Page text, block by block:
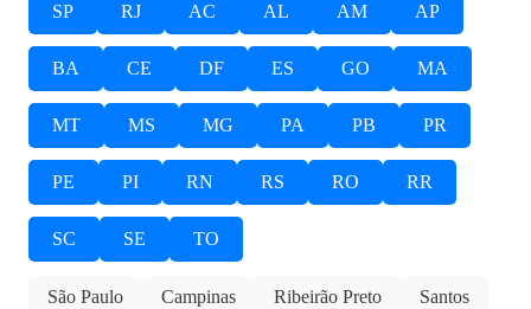
SP RJ AC AL AM AP
BA CE DF ES GO MA
MT MS MG PA PB PR
PE PI RN RS RO RR
SC SE TO
São Paulo Campinas Ribeirão Preto
Santos